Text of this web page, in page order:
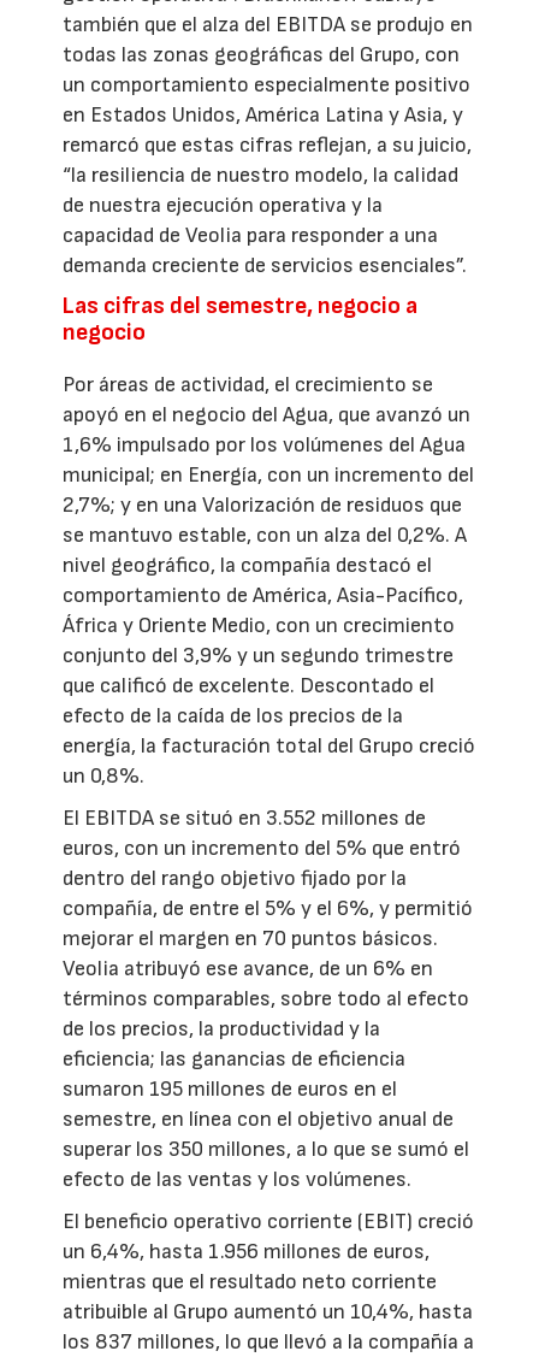
también que el alza del EBITDA se produjo en
todas las zonas geográficas del Grupo, con
un comportamiento especialmente positivo
en Estados Unidos, América Latina y Asia, y
remarcó que estas cifras reflejan, a su juicio,
“la resiliencia de nuestro modelo, la calidad
de nuestra ejecución operativa y la
capacidad de Veolia para responder a una
demanda creciente de servicios esenciales”.
Las cifras del semestre, negocio a
negocio
Por áreas de actividad, el crecimiento se
apoyó en el negocio del Agua, que avanzó un
1,6% impulsado por los volúmenes del Agua
municipal; en Energía, con un incremento del
2,7%; y en una Valorización de residuos que
se mantuvo estable, con un alza del 0,2%. A
nivel geográfico, la compañía destacó el
comportamiento de América, Asia-Pacífico,
África y Oriente Medio, con un crecimiento
conjunto del 3,9% y un segundo trimestre
que calificó de excelente. Descontado el
efecto de la caída de los precios de la
energía, la facturación total del Grupo creció
un 0,8%.
El EBITDA se situó en 3.552 millones de
euros, con un incremento del 5% que entró
dentro del rango objetivo fijado por la
compañía, de entre el 5% y el 6%, y permitió
mejorar el margen en 70 puntos básicos.
Veolia atribuyó ese avance, de un 6% en
términos comparables, sobre todo al efecto
de los precios, la productividad y la
eficiencia; las ganancias de eficiencia
sumaron 195 millones de euros en el
semestre, en línea con el objetivo anual de
superar los 350 millones, a lo que se sumó el
efecto de las ventas y los volúmenes.
El beneficio operativo corriente (EBIT) creció
un 6,4%, hasta 1.956 millones de euros,
mientras que el resultado neto corriente
atribuible al Grupo aumentó un 10,4%, hasta
los 837 millones, lo que llevó a la compañía a